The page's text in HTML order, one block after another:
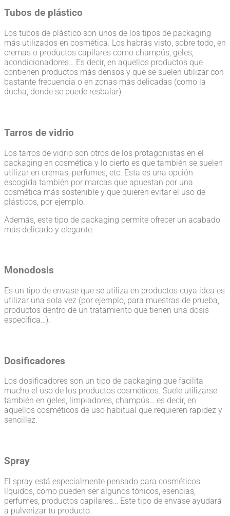
Tubos de plástico
Los tubos de plástico son unos de los tipos de packaging
más utilizados en cosmética. Los habrás visto, sobre todo, en
cremas o productos capilares como champús, geles,
acondicionadores… Es decir, en aquellos productos que
contienen productos más densos y que se suelen utilizar con
bastante frecuencia o en zonas más delicadas (como la
ducha, donde se puede resbalar).
Tarros de vidrio
Los tarros de vidrio son otros de los protagonistas en el
packaging en cosmética y lo cierto es que también se suelen
utilizar en cremas, perfumes, etc. Esta es una opción
escogida también por marcas que apuestan por una
cosmética más sostenible y que quieren evitar el uso de
plásticos, por ejemplo.
Además, este tipo de packaging permite ofrecer un acabado
más delicado y elegante.
Monodosis
Es un tipo de envase que se utiliza en productos cuya idea es
utilizar una sola vez (por ejemplo, para muestras de prueba,
productos dentro de un tratamiento que tienen una dosis
específica…).
Dosificadores
Los dosificadores son un tipo de packaging que facilita
mucho el uso de los productos cosméticos. Suele utilizarse
también en geles, limpiadores, champús… es decir, en
aquellos cosméticos de uso habitual que requieren rapidez y
sencillez.
Spray
El spray está especialmente pensado para cosméticos
líquidos, como pueden ser algunos tónicos, esencias,
perfumes, productos capilares… Este tipo de envase ayudará
a pulverizar tu producto.